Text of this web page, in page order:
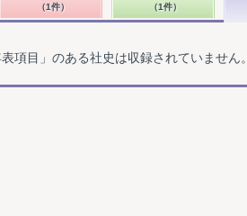
（1件） （1件）
項目」のある社史は収録されていません